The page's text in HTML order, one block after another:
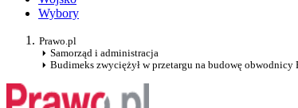
Wybory
Prawo.pl
Samorząd i administracja
Budimeks zwyciężył w przetargu na budowę obwodnicy